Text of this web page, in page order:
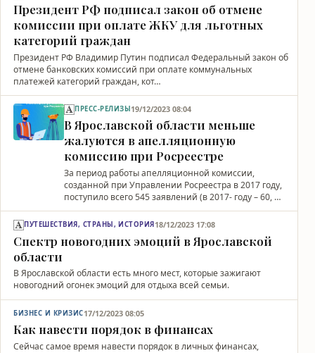
Президент РФ подписал закон об отмене
комиссии при оплате ЖКУ для льготных
категорий граждан
Президент РФ Владимир Путин подписал Федеральный закон об
отмене банковских комиссий при оплате коммунальных
платежей категорий граждан, кот…
ПРЕСС-РЕЛИЗЫ19/12/2023 08:04
В Ярославской области меньше
жалуются в апелляционную
комиссию при Росреестре
За период работы апелляционной комиссии,
созданной при Управлении Росреестра в 2017 году,
поступило всего 545 заявлений (в 2017- году – 60, …
ПУТЕШЕСТВИЯ, СТРАНЫ, ИСТОРИЯ 18/12/2023 17:08
Спектр новогодних эмоций в Ярославской
области
В Ярославской области есть много мест, которые зажигают
новогодний огонек эмоций для отдыха всей семьи.
БИЗНЕС И КРИЗИС17/12/2023 08:05
Как навести порядок в финансах
Сейчас самое время навести порядок в личных финансах,